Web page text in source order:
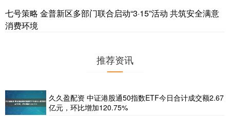
七号策略 金普新区多部门联合启动“3·15”活动 共筑安全满意
消费环境
推荐资讯
久久盈配资 中证港股通50指数ETF今日合计成交额2.67
亿元，环比增加120.75%